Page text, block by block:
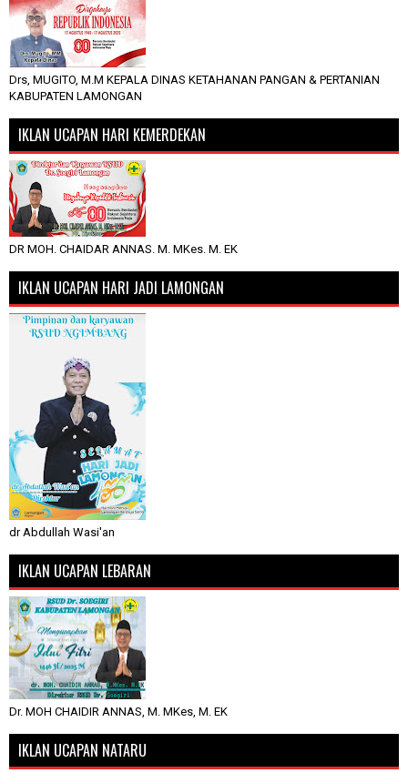
Drs, MUGITO, M.M KEPALA DINAS KETAHANAN PANGAN & PERTANIAN
KABUPATEN LAMONGAN
IKLAN UCAPAN HARI KEMERDEKAN
DR MOH. CHAIDAR ANNAS. M. MKes. M. EK
IKLAN UCAPAN HARI JADI LAMONGAN
dr Abdullah Wasi'an
IKLAN UCAPAN LEBARAN
Dr. MOH CHAIDIR ANNAS, M. MKes, M. EK
IKLAN UCAPAN NATARU